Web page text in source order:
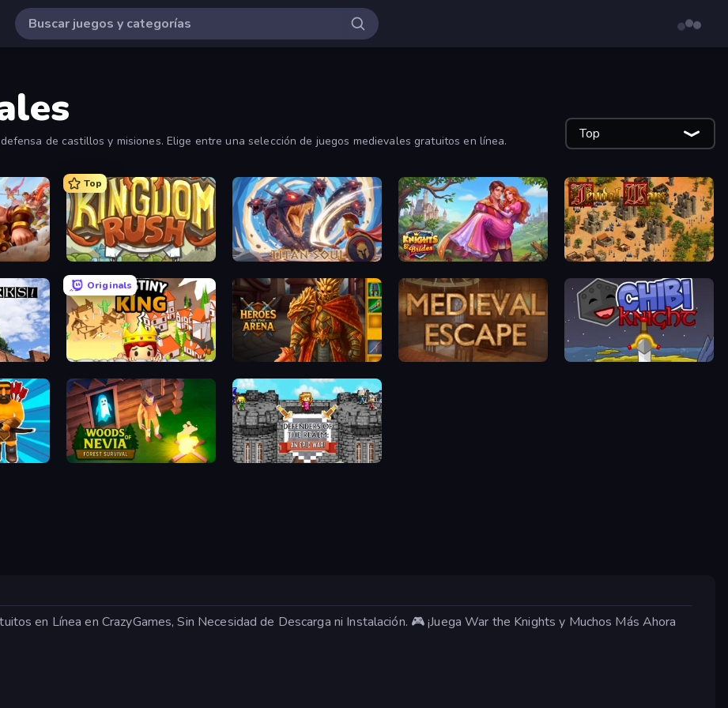
de castillos y misiones. Elige entre una selección de juegos medievales gratuitos en línea. Top
Top
Kingdom Rush Titan Soul: Action RPG Knights & Brides Feudal Wars
Originals
Destiny King Heroes of the Arena Medieval Escape Chibi Knight
Woods of Nevia: Forest Survival Defenders of the Realm: An Epic War
en Línea en CrazyGames, Sin Necesidad de Descarga ni Instalación. 🎮 ¡Juega War the Knights y Muchos Más Ahora